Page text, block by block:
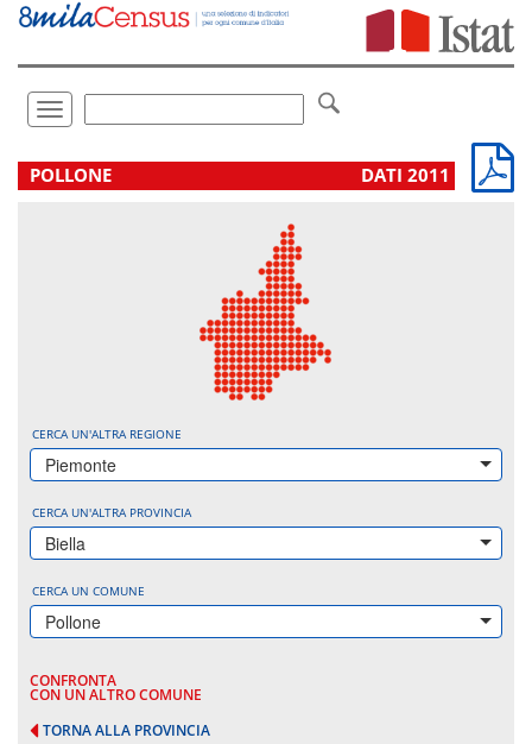
Vai
direttamente
Toggle
navigation
.
POLLONE DATI 2011
CERCA UN'ALTRA REGIONE
Piemonte
CERCA UN'ALTRA PROVINCIA
Biella
CERCA UN COMUNE
Pollone
CONFRONTA
CON UN ALTRO COMUNE
TORNA ALLA PROVINCIA